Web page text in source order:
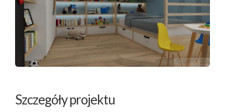
Szczegóły projektu